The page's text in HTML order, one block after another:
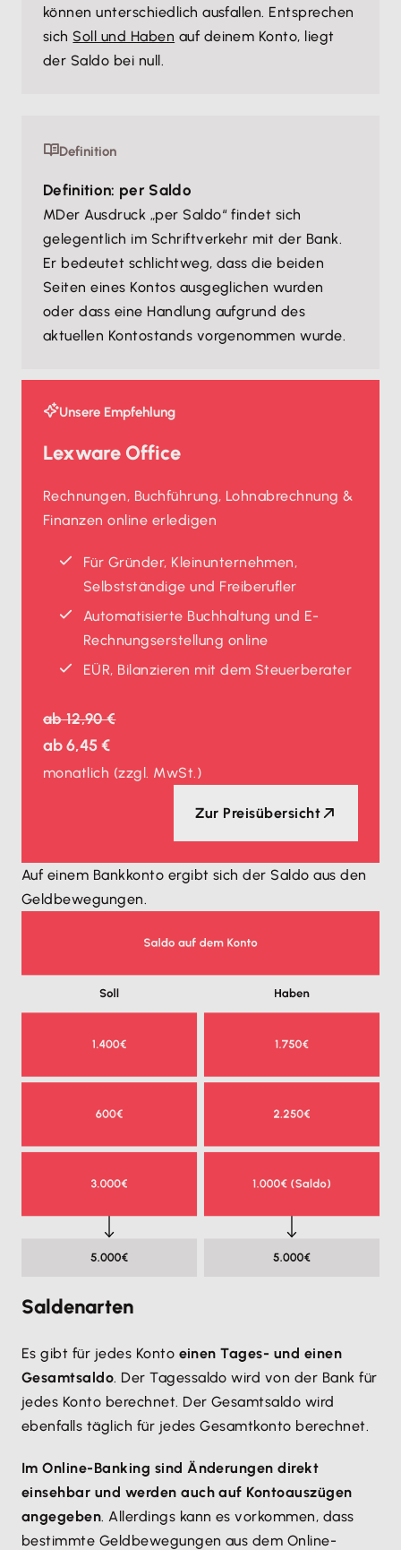
können unterschiedlich ausfallen. Entsprechen
sich Soll und Haben auf deinem Konto, liegt
der Saldo bei null.
Definition
Definition: per Saldo
MDer Ausdruck „per Saldo“ findet sich
gelegentlich im Schriftverkehr mit der Bank.
Er bedeutet schlichtweg, dass die beiden
Seiten eines Kontos ausgeglichen wurden
oder dass eine Handlung aufgrund des
aktuellen Kontostands vorgenommen wurde.
Unsere Empfehlung
Lexware Office
Rechnungen, Buchführung, Lohnabrechnung &
Finanzen online erledigen
Für Gründer, Kleinunternehmen,
Selbstständige und Freiberufler
Automatisierte Buchhaltung und E-
Rechnungserstellung online
EÜR, Bilanzieren mit dem Steuerberater
ab12,90 €
ab6,45 €
monatlich (zzgl. MwSt.)
Zur Preisübersicht
Auf einem Bankkonto ergibt sich der Saldo aus den
Geldbewegungen.
Saldenarten
Es gibt für jedes Konto einen Tages- und einen
Gesamtsaldo. Der Tagessaldo wird von der Bank für
jedes Konto berechnet. Der Gesamtsaldo wird
ebenfalls täglich für jedes Gesamtkonto berechnet.
Im Online-Banking sind Änderungen direkt
einsehbar und werden auch auf Kontoauszügen
angegeben. Allerdings kann es vorkommen, dass
bestimmte Geldbewegungen aus dem Online-